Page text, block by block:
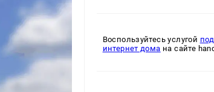
Воспользуйтесь услугой
интернет дома на сайте